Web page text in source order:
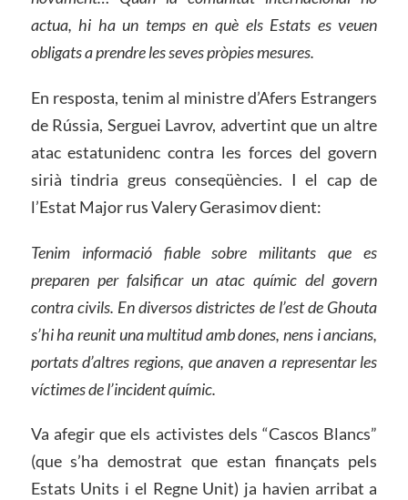
actua, hi ha un temps en què els Estats es veuen
obligats a prendre les seves pròpies mesures.
En resposta, tenim al ministre d’Afers Estrangers
de Rússia, Serguei Lavrov, advertint que un altre
atac estatunidenc contra les forces del govern
sirià tindria greus conseqüències. I el cap de
l’Estat Major rus Valery Gerasimov dient:
Tenim informació fiable sobre militants que es
preparen per falsificar un atac químic del govern
contra civils. En diversos districtes de l’est de Ghouta
s’hi ha reunit una multitud amb dones, nens i ancians,
portats d’altres regions, que anaven a representar les
víctimes de l’incident químic.
Va afegir que els activistes dels “Cascos Blancs”
(que s’ha demostrat que estan finançats pels
Estats Units i el Regne Unit) ja havien arribat a